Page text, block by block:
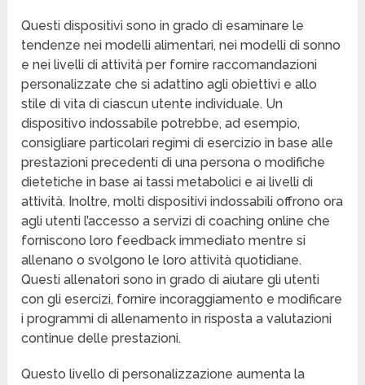
Questi dispositivi sono in grado di esaminare le
tendenze nei modelli alimentari, nei modelli di sonno
e nei livelli di attività per fornire raccomandazioni
personalizzate che si adattino agli obiettivi e allo
stile di vita di ciascun utente individuale. Un
dispositivo indossabile potrebbe, ad esempio,
consigliare particolari regimi di esercizio in base alle
prestazioni precedenti di una persona o modifiche
dietetiche in base ai tassi metabolici e ai livelli di
attività. Inoltre, molti dispositivi indossabili offrono ora
agli utenti l’accesso a servizi di coaching online che
forniscono loro feedback immediato mentre si
allenano o svolgono le loro attività quotidiane.
Questi allenatori sono in grado di aiutare gli utenti
con gli esercizi, fornire incoraggiamento e modificare
i programmi di allenamento in risposta a valutazioni
continue delle prestazioni.
Questo livello di personalizzazione aumenta la